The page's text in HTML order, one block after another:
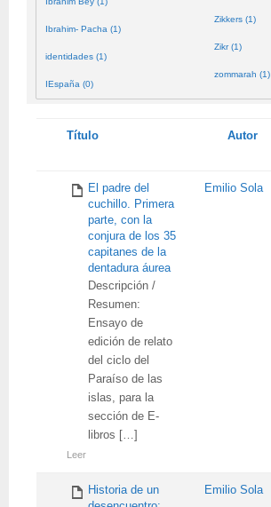
Ibrahim- Pacha (1)
identidades (1)
IEspaña (0)
Zikkers (1)
Zikr (1)
zommarah (1)
Tienes
Título Autor
El padre del
cuchillo. Primera
parte, con la
conjura de los 35
capitanes de la
dentadura áurea
Descripción /
Resumen:
Ensayo de
edición de relato
del ciclo del
Paraíso de las
islas, para la
sección de E-
libros […]
Leer
Emilio Sola
Historia de un
Emilio Sola